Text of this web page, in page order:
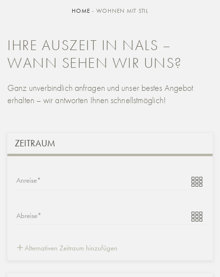
HOME - WOHNEN MIT STIL
IHRE AUSZEIT IN NALS –
WANN SEHEN WIR UNS?
Ganz unverbindlich anfragen und unser bestes Angebot
erhalten – wir antworten Ihnen schnellstmöglich!
ZEITRAUM
Anreise
Abreise
Alternativen Zeitraum hinzufügen